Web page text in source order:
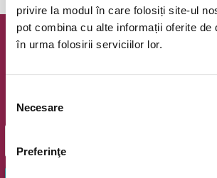
privire la modul în care folosiți site-ul
pot combina cu alte informații oferite de
în urma folosirii serviciilor lor.
consimțământului
Necesare
Preferinţe
Newsletter @
Email